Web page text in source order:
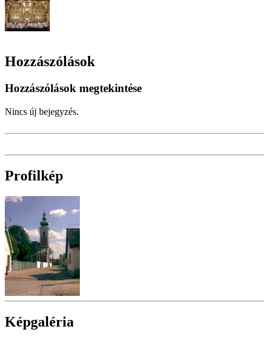
Hozzászólások
Hozzászólások megtekintése
Nincs új bejegyzés.
Profilkép
Képgaléria